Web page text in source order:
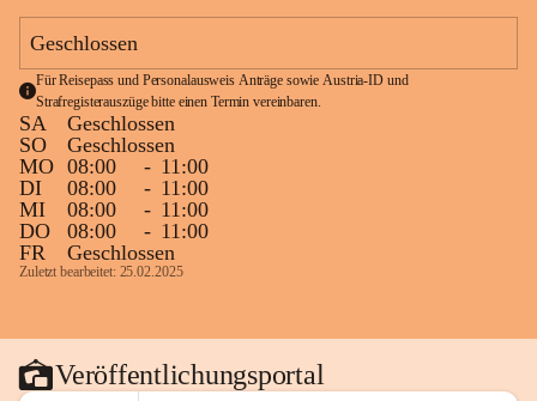
Geschlossen
Für Reisepass und Personalausweis Anträge sowie Austria-ID und
Strafregisterauszüge bitte einen Termin vereinbaren.
SA
Geschlossen
SO
Geschlossen
MO 08:00 - 11:00
DI
08:00 - 11:00
MI
08:00 - 11:00
DO
08:00 - 11:00
FR
Geschlossen
Zuletzt bearbeitet: 25.02.2025
Veröffentlichungsportal